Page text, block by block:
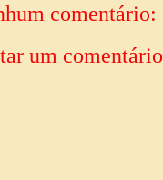
comentário:
um comentário